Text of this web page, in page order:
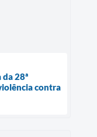
28ª
contra